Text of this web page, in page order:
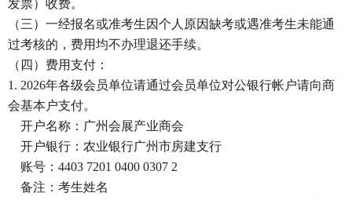
发票）收费。
（三）一经报名或准考生因个人原因缺考或遇准考生未能通
过考核的，费用均不办理退还手续。
（四）费用支付：
1. 2026年各级会员单位请通过会员单位对公银行帐户请向商
会基本户支付。
开户名称：广州会展产业商会
开户银行：农业银行广州市房建支行
账号：4403 7201 0400 0307 2
备注：考生姓名